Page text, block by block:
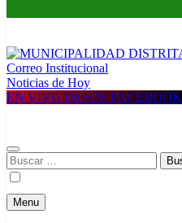
MUNICIPALIDAD DISTRITAL
Construyendo una nueva Historia
Correo Institucional
Noticias de Hoy
EN VIVO DESDE FACEBOOK
Buscar:
Menu